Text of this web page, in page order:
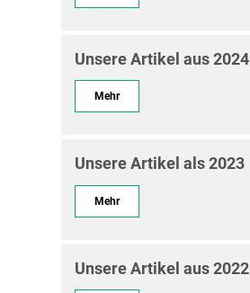
Unsere Artikel aus 2024
Mehr
Unsere Artikel als 2023
Mehr
Unsere Artikel aus 2022